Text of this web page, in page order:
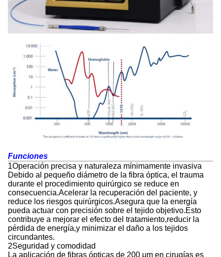
Funciones
1Operación precisa y naturaleza mínimamente invasiva
Debido al pequeño diámetro de la fibra óptica, el trauma
durante el procedimiento quirúrgico se reduce en
consecuencia.Acelerar la recuperación del paciente, y
reduce los riesgos quirúrgicos.Asegura que la energía
pueda actuar con precisión sobre el tejido objetivo.Esto
contribuye a mejorar el efecto del tratamiento,reducir la
pérdida de energía,y minimizar el daño a los tejidos
circundantes.
2Seguridad y comodidad
La aplicación de fibras ópticas de 200 μm en cirugías es